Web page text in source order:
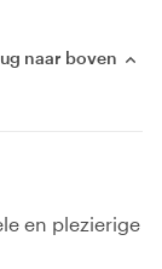
naar boven
en plezierige